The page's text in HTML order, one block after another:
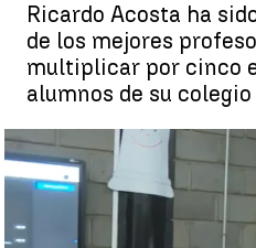
Ricardo Acosta ha
de los mejores
multiplicar por cinco
alumnos de su
Ricardo Acosta ha sido
profesores de España |Ricardo
de